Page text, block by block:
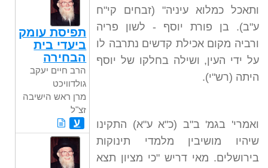
ותאכל כמלוא עיניה" (זבחים קי"ח
ע"ב). בן פורת יוסף - לשון פריה
ורביה מקום אכילת קדשים נתרבה לו
על ידי העין, ושילה בחלקו של יוסף
היתה (רש"י).
ואמרי' בגמ' ב"ב (כ"א ע"א) התקינו
שיהיו מושיבין מלמדי תינוקות
בירושלים. מאי דריש "כי מציון תצא
תפיסת עומק
ביעדי בית
הבחירה
הרב חיים יעקב
גולדוויכט
מרן ראש הישיבה
זצ"ל
ע